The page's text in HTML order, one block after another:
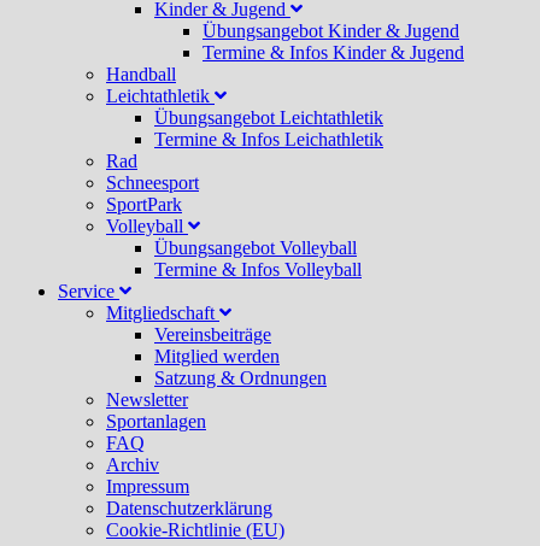
Kinder & Jugend
Übungsangebot Kinder & Jugend
Termine & Infos Kinder & Jugend
Handball
Leichtathletik
Übungsangebot Leichtathletik
Termine & Infos Leichathletik
Rad
Schneesport
SportPark
Volleyball
Übungsangebot Volleyball
Termine & Infos Volleyball
Service
Mitgliedschaft
Vereinsbeiträge
Mitglied werden
Satzung & Ordnungen
Newsletter
Sportanlagen
FAQ
Archiv
Impressum
Datenschutzerklärung
Cookie-Richtlinie (EU)